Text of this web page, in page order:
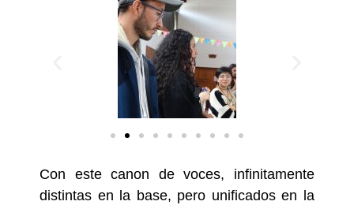
Con este canon de voces, infinitamente
distintas en la base, pero unificados en la